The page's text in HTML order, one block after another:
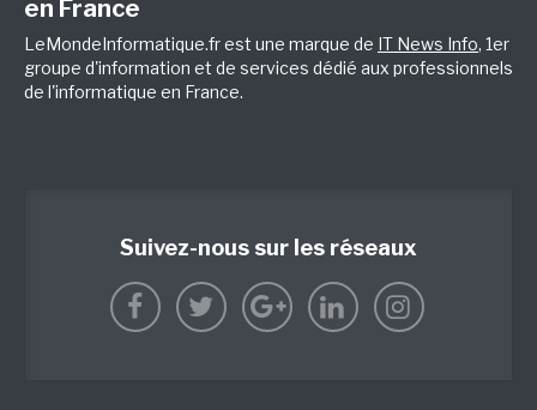
en France
LeMondeInformatique.fr est une marque de IT News Info, 1er
groupe d'information et de services dédié aux professionnels
de l'informatique en France.
Suivez-nous sur les réseaux